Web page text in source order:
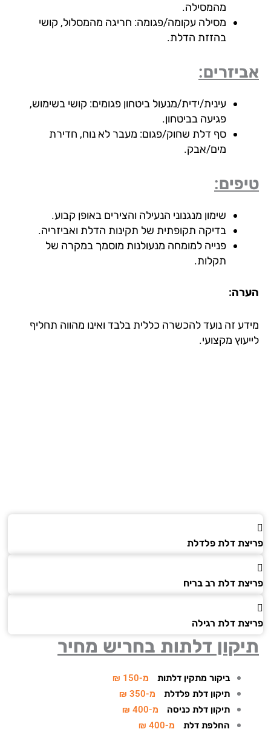
מהמסילה.
מסילה עקומה/פגומה: חריגה מהמסלול, קושי
בהזזת הדלת.
עינית/ידית/מנעול ביטחון פגומים: קושי בשימוש,
פגיעה בביטחון.
סף דלת שחוק/פגום: מעבר לא נוח, חדירת
מים/אבק.
שימון מנגנוני הנעילה והצירים באופן קבוע.
בדיקה תקופתית של תקינות הדלת ואביזריה.
פנייה למומחה מנעולנות מוסמך במקרה של
תקלות.
זה נועד להכשרה כללית בלבד ואינו מהווה תחליף
מקצועי.
דלת פלדלת
דלת רב בריח
דלת רגילה
דלתות בחריש מחיר
ביקור מתקין דלתות מ-150 ₪
תיקון דלת פלדלת מ-350 ₪
תיקון דלת כניסה מ-400 ₪
החלפת דלת מ-400 ₪